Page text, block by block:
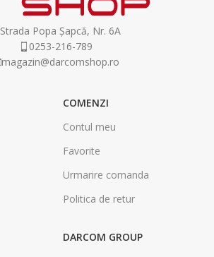
Strada Popa Șapcă, Nr. 6A
0253-216-789
magazin@darcomshop.ro
COMENZI
Contul meu
Favorite
Urmarire comanda
Politica de retur
DARCOM GROUP